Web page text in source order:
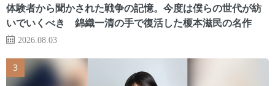
体験者から聞かされた戦争の記憶。今度は僕らの世代が紡
いでいくべき 錦織一清の手で復活した榎本滋民の名作
2026.08.03